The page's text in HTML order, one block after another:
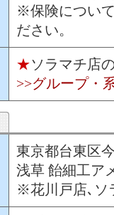
※保険につい
ださい。
★ソラマチ店
>>グループ・
東京都台東区
浅草 飴細工ア
※花川戸店､ソ